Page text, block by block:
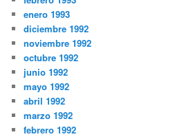
enero 1993
diciembre 1992
noviembre 1992
octubre 1992
junio 1992
mayo 1992
abril 1992
marzo 1992
febrero 1992